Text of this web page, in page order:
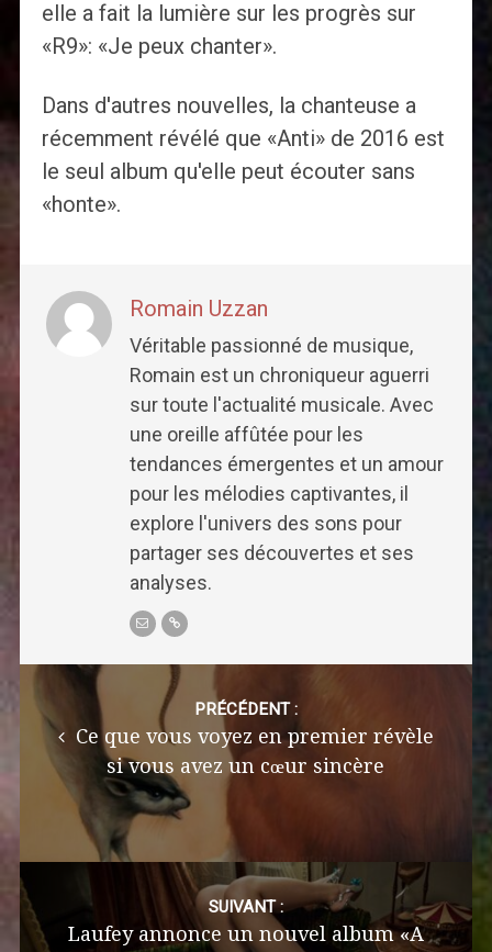
elle a fait la lumière sur les progrès sur
«R9»: «Je peux chanter».
Dans d'autres nouvelles, la chanteuse a
récemment révélé que «Anti» de 2016 est
le seul album qu'elle peut écouter sans
«honte».
Romain Uzzan
Véritable passionné de musique,
Romain est un chroniqueur aguerri
sur toute l'actualité musicale. Avec
une oreille affûtée pour les
tendances émergentes et un amour
pour les mélodies captivantes, il
explore l'univers des sons pour
partager ses découvertes et ses
analyses.
Post
navigation
PRÉCÉDENT :
Ce que vous voyez en premier révèle
si vous avez un cœur sincère
SUIVANT :
Laufey annonce un nouvel album «A